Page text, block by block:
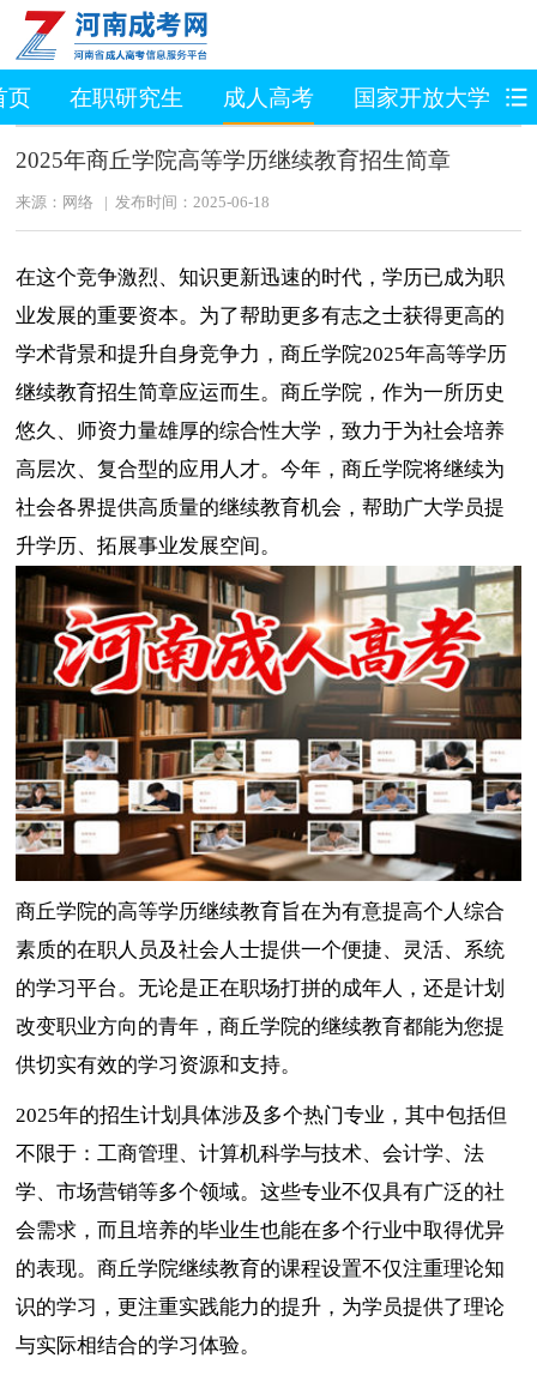
页 在职研究生 成人高考 国家开放大学
2025年商丘学院高等学历继续教育招生简章
来源：网络 | 发布时间：2025-06-18
在这个竞争激烈、知识更新迅速的时代，学历已成为职
业发展的重要资本。为了帮助更多有志之士获得更高的
学术背景和提升自身竞争力，商丘学院2025年高等学历
继续教育招生简章应运而生。商丘学院，作为一所历史
悠久、师资力量雄厚的综合性大学，致力于为社会培养
高层次、复合型的应用人才。今年，商丘学院将继续为
社会各界提供高质量的继续教育机会，帮助广大学员提
升学历、拓展事业发展空间。
商丘学院的高等学历继续教育旨在为有意提高个人综合
素质的在职人员及社会人士提供一个便捷、灵活、系统
的学习平台。无论是正在职场打拼的成年人，还是计划
改变职业方向的青年，商丘学院的继续教育都能为您提
供切实有效的学习资源和支持。
2025年的招生计划具体涉及多个热门专业，其中包括但
不限于：工商管理、计算机科学与技术、会计学、法
学、市场营销等多个领域。这些专业不仅具有广泛的社
会需求，而且培养的毕业生也能在多个行业中取得优异
的表现。商丘学院继续教育的课程设置不仅注重理论知
识的学习，更注重实践能力的提升，为学员提供了理论
与实际相结合的学习体验。